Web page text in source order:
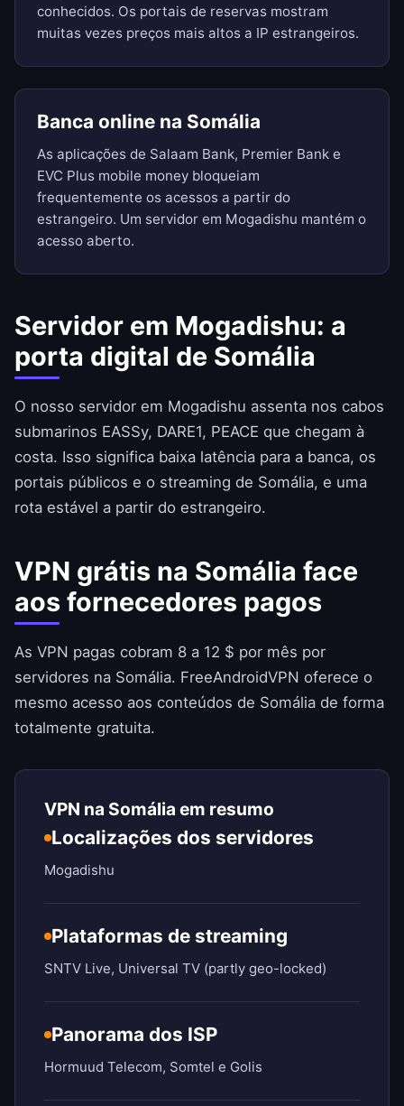
conhecidos. Os portais de reservas mostram
muitas vezes preços mais altos a IP estrangeiros.
Banca online na Somália
As aplicações de Salaam Bank, Premier Bank e
EVC Plus mobile money bloqueiam
frequentemente os acessos a partir do
estrangeiro. Um servidor em Mogadishu mantém o
acesso aberto.
Servidor em Mogadishu: a
porta digital de Somália
O nosso servidor em Mogadishu assenta nos cabos
submarinos EASSy, DARE1, PEACE que chegam à
costa. Isso significa baixa latência para a banca, os
portais públicos e o streaming de Somália, e uma
rota estável a partir do estrangeiro.
VPN grátis na Somália face
aos fornecedores pagos
As VPN pagas cobram 8 a 12 $ por mês por
servidores na Somália. FreeAndroidVPN oferece o
mesmo acesso aos conteúdos de Somália de forma
totalmente gratuita.
VPN na Somália em resumo
Localizações dos servidores
Mogadishu
Plataformas de streaming
SNTV Live, Universal TV (partly geo-locked)
Panorama dos ISP
Hormuud Telecom, Somtel e Golis